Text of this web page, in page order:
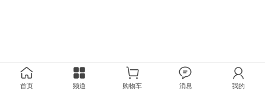
首页 频道 购物车 消息 我的